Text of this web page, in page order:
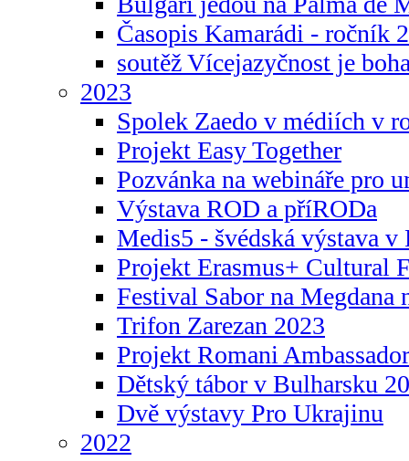
Časopis Kamarádi - ročník
soutěž Vícejazyčnost je
2023
Spolek Zaedo v médiích v
Projekt Easy Together
Pozvánka na webináře pro
Výstava ROD a příRODa
Medis5 - švédská výstava v
Projekt Erasmus+ Cultural
Festival Sabor na Megdana
Trifon Zarezan 2023
Projekt Romani
Dětský tábor v Bulharsku
Dvě výstavy Pro Ukrajinu
2022